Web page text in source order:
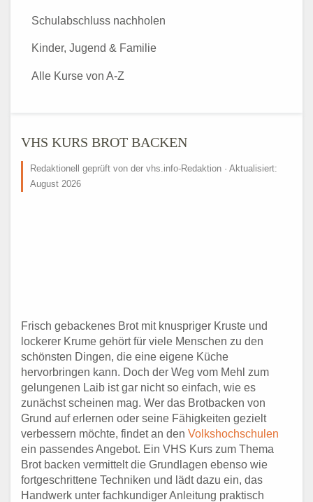
VHS KURS BROT BACKEN
Redaktionell geprüft von der vhs.info-Redaktion · Aktualisiert:
August 2026
Frisch gebackenes Brot mit knuspriger Kruste und
lockerer Krume gehört für viele Menschen zu den
schönsten Dingen, die eine eigene Küche
hervorbringen kann. Doch der Weg vom Mehl zum
gelungenen Laib ist gar nicht so einfach, wie es
zunächst scheinen mag. Wer das Brotbacken von
Grund auf erlernen oder seine Fähigkeiten gezielt
verbessern möchte, findet an den Volkshochschulen
ein passendes Angebot. Ein VHS Kurs zum Thema
Brot backen vermittelt die Grundlagen ebenso wie
fortgeschrittene Techniken und lädt dazu ein, das
Handwerk unter fachkundiger Anleitung praktisch
Schulabschluss nachholen
Kinder, Jugend & Familie
Alle Kurse von A-Z